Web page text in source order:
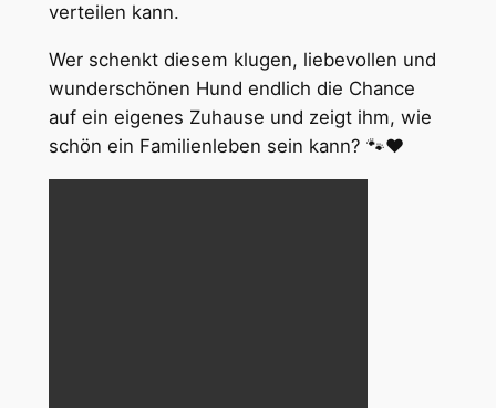
verteilen kann.
Wer schenkt diesem klugen, liebevollen und
wunderschönen Hund endlich die Chance
auf ein eigenes Zuhause und zeigt ihm, wie
schön ein Familienleben sein kann? 🐾❤️